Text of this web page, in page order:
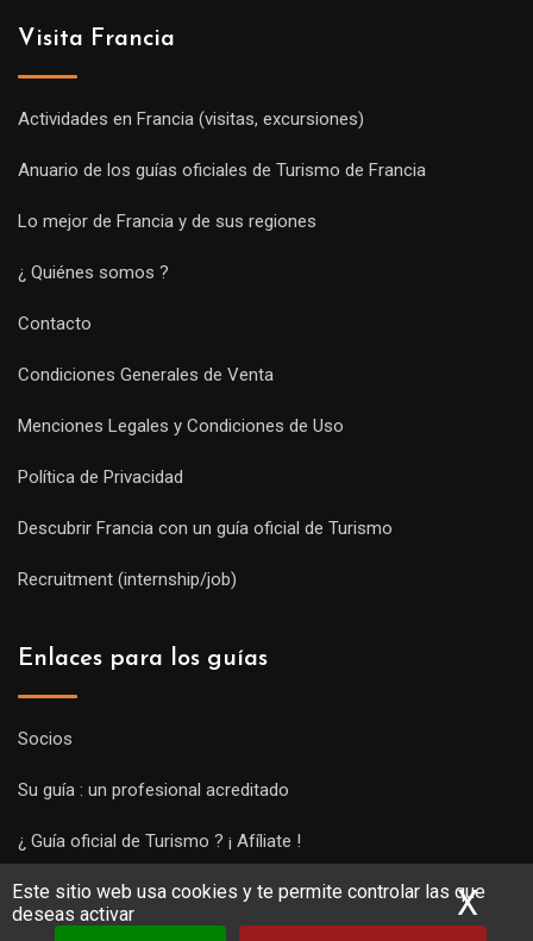
Este sitio web usa cookies y te permite controlar las que
deseas activar
X
Visita Francia
Actividades en Francia (visitas, excursiones)
Anuario de los guías oficiales de Turismo de Francia
Lo mejor de Francia y de sus regiones
¿ Quiénes somos ?
Contacto
Condiciones Generales de Venta
Menciones Legales y Condiciones de Uso
Política de Privacidad
Descubrir Francia con un guía oficial de Turismo
Recruitment (internship/job)
Enlaces para los guías
Socios
Su guía : un profesional acreditado
¿ Guía oficial de Turismo ? ¡ Afíliate !
Subir una visita y empezar a trabajar !